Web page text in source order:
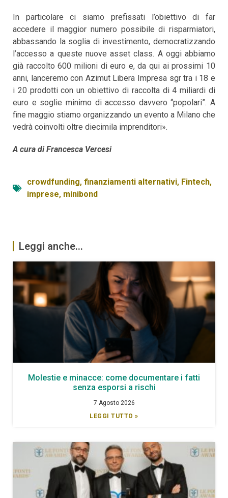
In particolare ci siamo prefissati l’obiettivo di far
accedere il maggior numero possibile di risparmiatori,
abbassando la soglia di investimento, democratizzando
l’accesso a queste nuove asset class. A oggi abbiamo
già raccolto 600 milioni di euro e, da qui ai prossimi 10
anni, lanceremo con Azimut Libera Impresa sgr tra i 18 e
i 20 prodotti con un obiettivo di raccolta di 4 miliardi di
euro e soglie minimo di accesso davvero “popolari”. A
fine maggio stiamo organizzando un evento a Milano che
vedrà coinvolti oltre diecimila imprenditori».
A cura di Francesca Vercesi
crowdfunding, finanziamenti alternativi, Fintech,
imprese, minibond
Leggi anche...
Molestie e minacce: come documentare i fatti
senza esporsi a rischi
7 Agosto 2026
LEGGI TUTTO »